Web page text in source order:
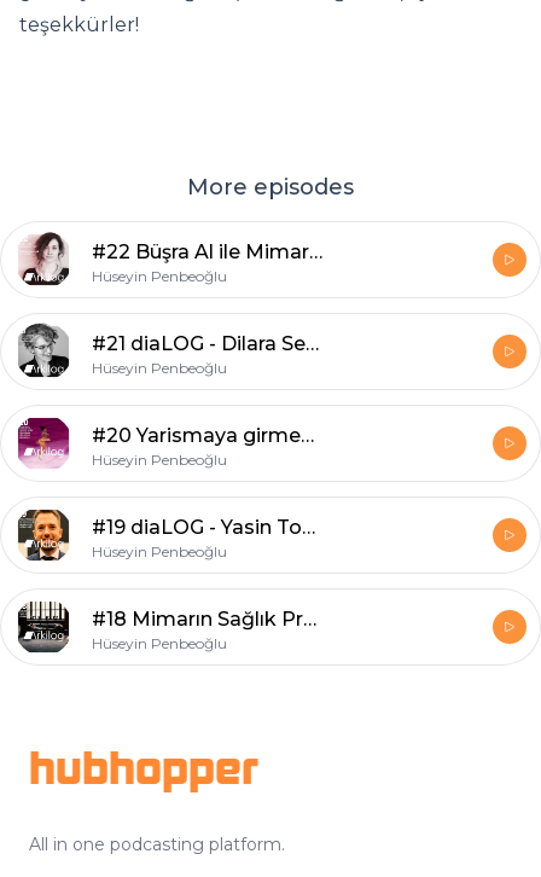
teşekkürler!
More episodes
#22 Büşra Al ile Mimarlık ve "SEX" - Erkek olmayanlar ne yapıyor?
Hüseyin Penbeoğlu
#21 diaLOG - Dilara Sezgin ile Mimarlıkta Grafik Tasarım
Hüseyin Penbeoğlu
#20 Yarismaya girmek ya da girmemek, işte bütün mesele bu!
Hüseyin Penbeoğlu
#19 diaLOG - Yasin Toparlar ile Sürdürülebilirlik - Regülasyon çözüm mü?
Hüseyin Penbeoğlu
#18 Mimarın Sağlık Problemleri
Hüseyin Penbeoğlu
hubhopper
All in one podcasting platform.